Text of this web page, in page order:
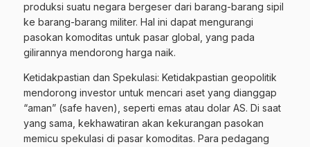
produksi suatu negara bergeser dari barang-barang sipil
ke barang-barang militer. Hal ini dapat mengurangi
pasokan komoditas untuk pasar global, yang pada
gilirannya mendorong harga naik.
Ketidakpastian dan Spekulasi: Ketidakpastian geopolitik
mendorong investor untuk mencari aset yang dianggap
“aman” (safe haven), seperti emas atau dolar AS. Di saat
yang sama, kekhawatiran akan kekurangan pasokan
memicu spekulasi di pasar komoditas. Para pedagang